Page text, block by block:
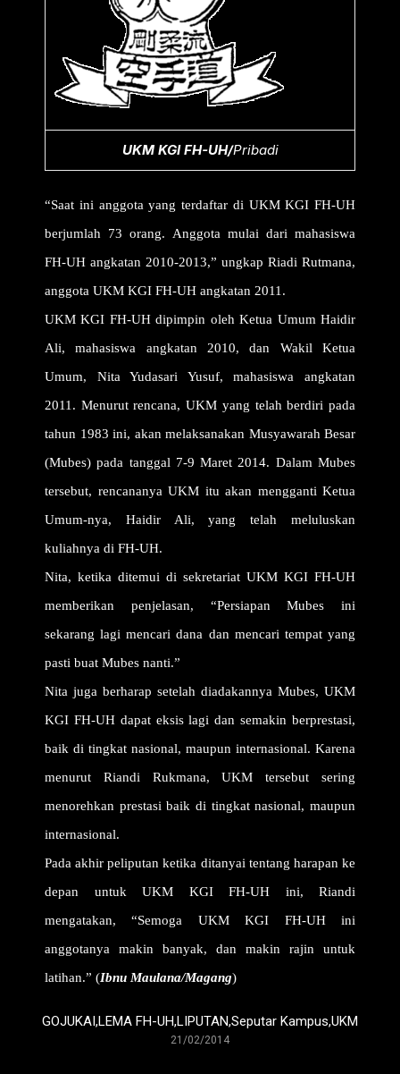
UKM KGI FH-UH/Pribadi
“Saat ini anggota yang terdaftar di UKM KGI FH-UH
berjumlah 73 orang. Anggota mulai dari mahasiswa
FH-UH angkatan 2010-2013,” ungkap Riadi Rutmana,
anggota UKM KGI FH-UH angkatan 2011.
UKM KGI FH-UH dipimpin oleh Ketua Umum Haidir
Ali, mahasiswa angkatan 2010, dan Wakil Ketua
Umum, Nita Yudasari Yusuf, mahasiswa angkatan
2011. Menurut rencana, UKM yang telah berdiri pada
tahun 1983 ini, akan melaksanakan Musyawarah Besar
(Mubes) pada tanggal 7-9 Maret 2014. Dalam Mubes
tersebut, rencananya UKM itu akan mengganti Ketua
Umum-nya, Haidir Ali, yang telah meluluskan
kuliahnya di FH-UH.
Nita, ketika ditemui di sekretariat UKM KGI FH-UH
memberikan penjelasan, “Persiapan Mubes ini
sekarang lagi mencari dana dan mencari tempat yang
pasti buat Mubes nanti.”
Nita juga berharap setelah diadakannya Mubes, UKM
KGI FH-UH dapat eksis lagi dan semakin berprestasi,
baik di tingkat nasional, maupun internasional. Karena
menurut Riandi Rukmana, UKM tersebut sering
menorehkan prestasi baik di tingkat nasional, maupun
internasional.
Pada akhir peliputan ketika ditanyai tentang harapan ke
depan untuk UKM KGI FH-UH ini, Riandi
mengatakan, “Semoga UKM KGI FH-UH ini
anggotanya makin banyak, dan makin rajin untuk
latihan.” (Ibnu Maulana/Magang)
GOJUKAI ,LEMA FH-UH,LIPUTAN,Seputar Kampus,UKM
21/02/2014